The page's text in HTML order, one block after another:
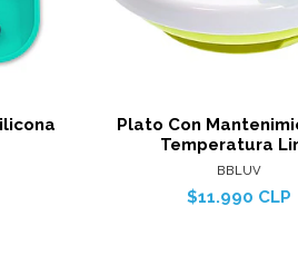
Plato Con
Temperatura
BBLUV
$11.990 CLP